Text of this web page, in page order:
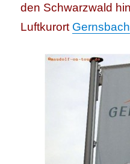
den Schwarzwald
Luftkurort Gernsbach